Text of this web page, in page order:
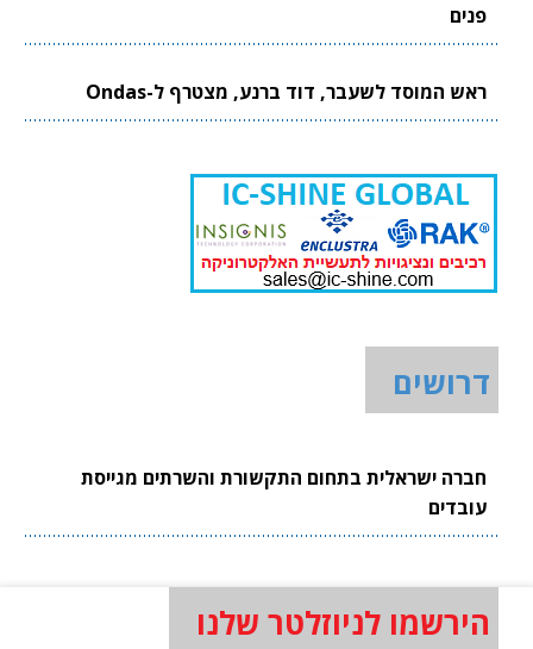
פנים
ראש המוסד לשעבר, דוד ברנע, מצטרף ל-Ondas
דרושים
חברה ישראלית בתחום התקשורת והשרתים מגייסת
עובדים
הירשמו לניוזלטר שלנו